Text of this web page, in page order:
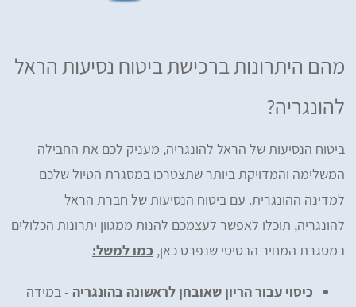
מהם היתרונות ברכישת ביטוח נסיעות הראל
להונגריה?
ביטוח הנסיעות של הראל להונגריה, מעניק לכם את החבילה
המשלימה והמדויקת ביותר שתצטרכו במסגרת הטיול שלכם
למדינה ההונגרית. עם ביטוח הנסיעות של חברת הראל
להונגריה, תוכלו לאפשר לעצמכם להנות ממגוון יתרונות הכלולים
במסגרת המחיר הבסיסי שנפרט כאן, כמו למשל:
כיסוי עבור הריון שאובחן לראשונה בהונגריה - במידה